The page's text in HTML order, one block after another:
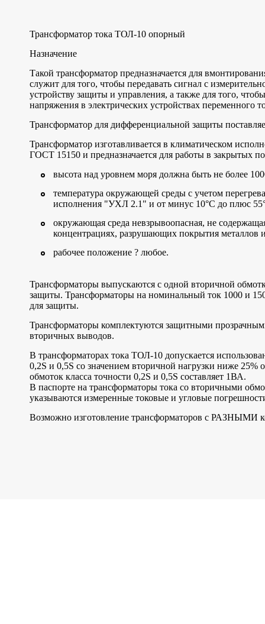
Трансформатор тока ТОЛ-10 опорный
Назначение
Такой трансформатор предназначается для
служит для того, чтобы передавать сигнал с
устройству защиты и управления, а также для того,
напряжения в электрических устройствах переменного
Трансформатор для дифференциальной защиты
Трансформатор изготавливается в климатическом
ГОСТ 15150 и предназначается для работы в закрытых
высота над уровнем моря должна быть не более
температура окружающей среды с учетом
исполнения "УХЛ 2.1" и от минус 10°C до плюс
окружающая среда невзрывоопасная, не
концентрациях, разрушающих покрытия металлов
рабочее положение ? любое.
Трансформаторы выпускаются с одной вторичной
защиты. Трансформаторы на номинальный ток 1000 и
для защиты.
Трансформаторы комплектуются защитными
вторичных выводов.
В трансформаторах тока ТОЛ-10 допускается
0,2S и 0,5S со значением вторичной нагрузки ниже
обмоток класса точности 0,2S и 0,5S составляет 1ВА.
В паспорте на трансформаторы тока со вторичными
указываются измеренные токовые и угловые
Возможно изготовление трансформаторов с РАЗНЫМИ